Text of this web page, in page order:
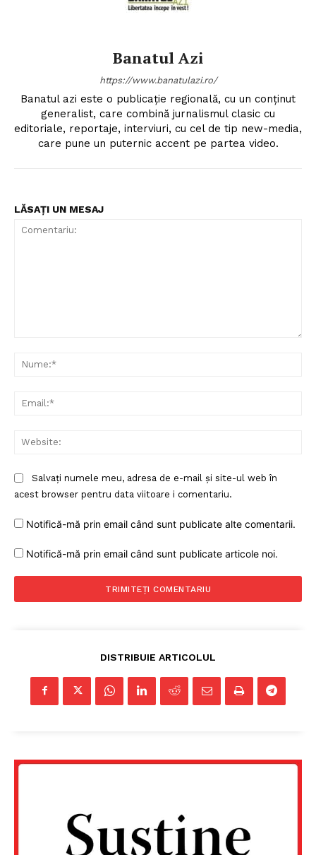
Banatul Azi
https://www.banatulazi.ro/
Banatul azi este o publicație regională, cu un conținut
generalist, care combină jurnalismul clasic cu
editoriale, reportaje, interviuri, cu cel de tip new-media,
care pune un puternic accent pe partea video.
LĂSAȚI UN MESAJ
Salvați numele meu, adresa de e-mail și site-ul web în
acest browser pentru data viitoare i comentariu.
Notifică-mă prin email când sunt publicate alte comentarii.
Notifică-mă prin email când sunt publicate articole noi.
DISTRIBUIE ARTICOLUL